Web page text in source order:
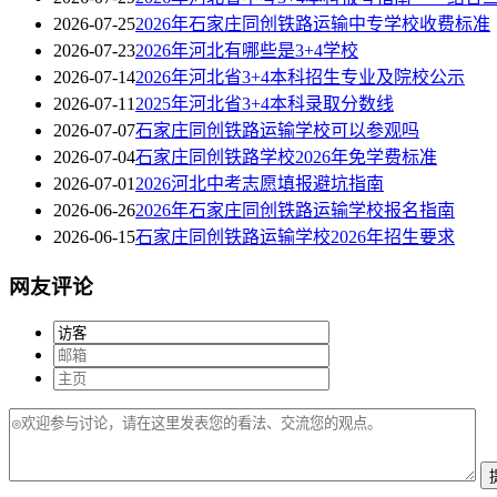
2026-07-252026年石家庄同创铁路运输中专学校收费标准
2026-07-232026年河北有哪些是3+4学校
2026-07-142026年河北省3+4本科招生专业及院校公示
2026-07-11 2025年河北省3+4本科录取分数线
2026-07-07石家庄同创铁路运输学校可以参观吗
2026-07-04石家庄同创铁路学校2026年免学费标准
2026-07-01 2026河北中考志愿填报避坑指南
2026-06-262026年石家庄同创铁路运输学校报名指南
2026-06-15石家庄同创铁路运输学校2026年招生要求
网友评论